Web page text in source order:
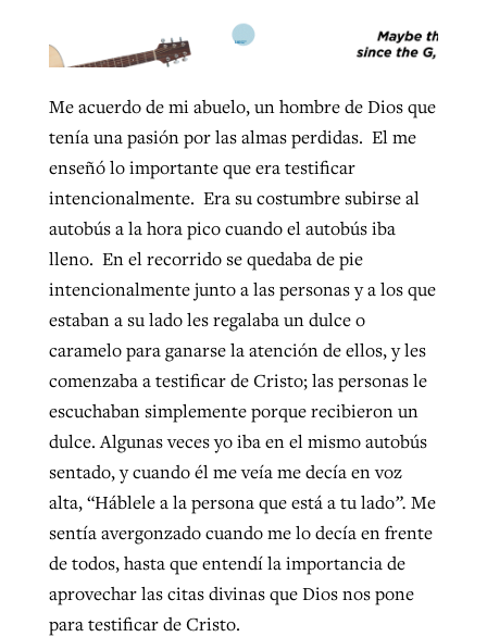
Me acuerdo de mi abuelo, un hombre de Dios que
tenía una pasión por las almas perdidas. El me
enseñó lo importante que era testificar
intencionalmente. Era su costumbre subirse al
autobús a la hora pico cuando el autobús iba
lleno. En el recorrido se quedaba de pie
intencionalmente junto a las personas y a los que
estaban a su lado les regalaba un dulce o
caramelo para ganarse la atención de ellos, y les
comenzaba a testificar de Cristo; las personas le
escuchaban simplemente porque recibieron un
dulce. Algunas veces yo iba en el mismo autobús
sentado, y cuando él me veía me decía en voz
alta, “Háblele a la persona que está a tu lado”. Me
sentía avergonzado cuando me lo decía en frente
de todos, hasta que entendí la importancia de
aprovechar las citas divinas que Dios nos pone
para testificar de Cristo.
West Virginia church works to reclaim
its community
Karen L. Willoughby August 5, 2026
READ MORE
CP giving ahead of budget in July
August 5, 2026
READ MORE
Post-COVID Perspective: Religious
liberty affirmed by courts during
pandemic
ByTom Strode, postedApril 12, 2023
READ MORE
Post-COVID Perspective: Pandemic
catalyzes churches to cast
Nolan’s ‘The Odyssey’ misses in key
areas, says Southeastern professor
ByScott Barkley , postedJuly 31, 2026
READ MORE
‘Sharing Christ at the Cup’ sees 150
Texas churches share Christ, more
Report shows growing challenges for
religious freedom around the world
ByFaith Pratt/Baptist Standard , postedAugust 5, 2026
READ MORE
At IMB ‘the Lord is using women,’ but
more men needed
ByDavid Roach, postedAugust 4, 2026